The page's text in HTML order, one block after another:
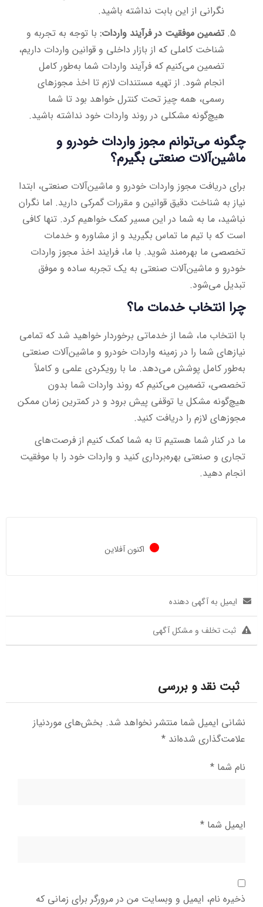
نگرانی از این بابت نداشته باشید.
تضمین موفقیت در فرآیند واردات: با توجه به تجربه و
شناخت کاملی که از بازار داخلی و قوانین واردات داریم،
تضمین می‌کنیم که فرآیند واردات شما به‌طور کامل
انجام شود. از تهیه مستندات لازم تا اخذ مجوزهای
رسمی، همه چیز تحت کنترل خواهد بود تا شما
هیچ‌گونه مشکلی در روند واردات خود نداشته باشید.
چگونه می‌توانم مجوز واردات خودرو و
ماشین‌آلات صنعتی بگیرم؟
برای دریافت مجوز واردات خودرو و ماشین‌آلات صنعتی، ابتدا
نیاز به شناخت دقیق قوانین و مقررات گمرکی دارید. اما نگران
نباشید، ما به شما در این مسیر کمک خواهیم کرد. تنها کافی
است که با تیم ما تماس بگیرید و از مشاوره و خدمات
تخصصی ما بهره‌مند شوید. با ما، فرایند اخذ مجوز واردات
خودرو و ماشین‌آلات صنعتی به یک تجربه ساده و موفق
تبدیل می‌شود.
چرا انتخاب خدمات ما؟
با انتخاب ما، شما از خدماتی برخوردار خواهید شد که تمامی
نیازهای شما را در زمینه واردات خودرو و ماشین‌آلات صنعتی
به‌طور کامل پوشش می‌دهد. ما با رویکردی علمی و کاملاً
تخصصی، تضمین می‌کنیم که روند واردات شما بدون
هیچ‌گونه مشکل یا توقفی پیش برود و در کمترین زمان ممکن
مجوزهای لازم را دریافت کنید.
ما در کنار شما هستیم تا به شما کمک کنیم از فرصت‌های
تجاری و صنعتی بهره‌برداری کنید و واردات خود را با موفقیت
انجام دهید.
اکنون آفلاین
ایمیل به آگهی دهنده
ثبت تخلف و مشکل آگهی
ثبت نقد و بررسی
نشانی ایمیل شما منتشر نخواهد شد. بخش‌های موردنیاز
علامت‌گذاری شده‌اند *
نام شما *
ایمیل شما *
ذخیره نام، ایمیل و وبسایت من در مرورگر برای زمانی که